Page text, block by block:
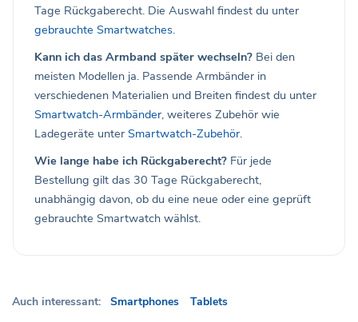
Tage Rückgaberecht. Die Auswahl findest du unter
gebrauchte Smartwatches.
Kann ich das Armband später wechseln? Bei den
meisten Modellen ja. Passende Armbänder in
verschiedenen Materialien und Breiten findest du unter
Smartwatch-Armbänder, weiteres Zubehör wie
Ladegeräte unter Smartwatch-Zubehör.
Wie lange habe ich Rückgaberecht? Für jede
Bestellung gilt das 30 Tage Rückgaberecht,
unabhängig davon, ob du eine neue oder eine geprüft
gebrauchte Smartwatch wählst.
Auch interessant: Smartphones Tablets